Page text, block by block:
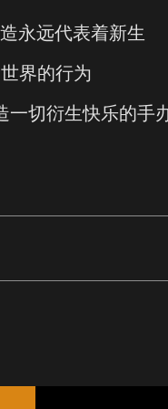
永远代表着新生
界的行为
一切衍生快乐的手